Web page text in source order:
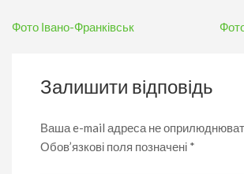
Навігація
Фото Івано-Франківськ
Залишити відповідь
Ваша e-mail адреса не
Обов’язкові поля позначені *